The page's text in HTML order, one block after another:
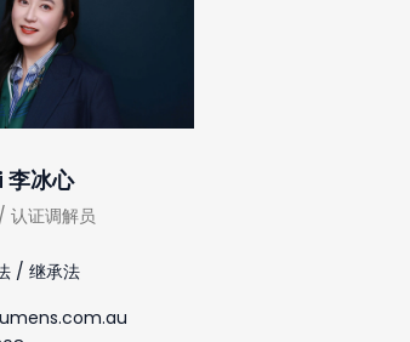
冰心
认证调解员
/ 继承法